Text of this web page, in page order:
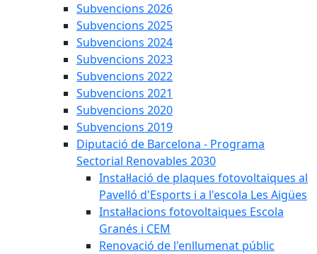
Subvencions 2026
Subvencions 2025
Subvencions 2024
Subvencions 2023
Subvencions 2022
Subvencions 2021
Subvencions 2020
Subvencions 2019
Diputació de Barcelona - Programa
Sectorial Renovables 2030
Instal·lació de plaques fotovoltaiques al
Pavelló d'Esports i a l'escola Les Aigües
Instal·lacions fotovoltaiques Escola
Granés i CEM
Renovació de l'enllumenat públic